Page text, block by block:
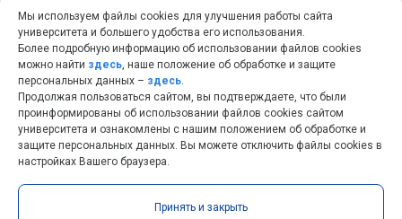
+7 (846) 267-49-99
help@ssau.ru
Самарский университет © 2026 |ssau.ru
Мы используем файлы cookies для улучшения работы сайта
университета и большего удобства его использования.
Более подробную информацию об использовании файлов cookies
можно найти здесь, наше положение об обработке и защите
персональных данных – здесь.
Продолжая пользоваться сайтом, вы подтверждаете, что были
проинформированы об использовании файлов cookies сайтом
университета и ознакомлены с нашим положением об обработке и
защите персональных данных. Вы можете отключить файлы cookies в
настройках Вашего браузера.
Принять и закрыть